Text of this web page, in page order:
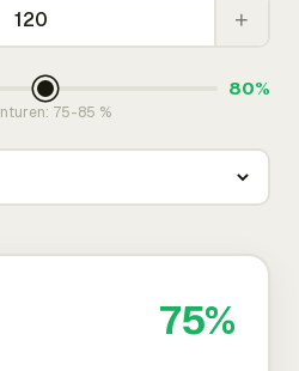
+
80%
75-85 %
75%